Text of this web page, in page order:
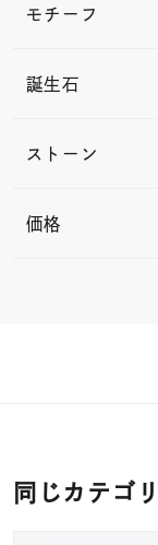
モチーフ
誕生石
ストーン
価格
同じカテゴ